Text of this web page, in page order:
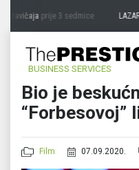
zavičajaprije 3 sedmice
BUSINESS SERVICES
Bio je
Film 07.09.2020.